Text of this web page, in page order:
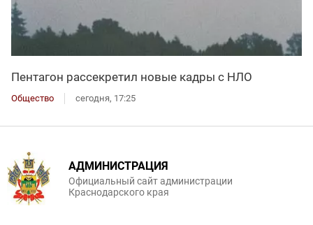
Пентагон рассекретил новые кадры с НЛО
Общество сегодня, 17:25
АДМИНИСТРАЦИЯ
Официальный сайт администрации
Краснодарского края